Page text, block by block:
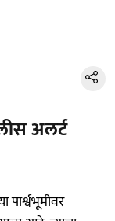
अलर्ट